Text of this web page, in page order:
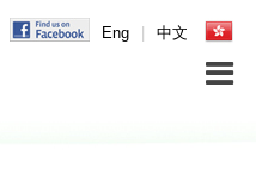
Eng 中文